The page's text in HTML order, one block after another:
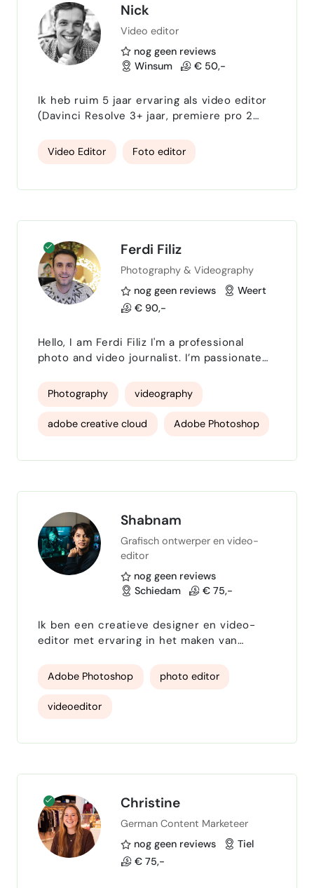
Nick
Video editor
nog geen reviews
Winsum
€ 50,-
Ik heb ruim 5 jaar ervaring als video editor
(Davinci Resolve 3+ jaar, premiere pro 2
op storytelling en ritme. Mijn passie ligt bij
ontwikkeld in het editen van uiteenlopende
video’s voor social media als met langere
formats. Zo heb ik…
Video Editor Foto editor
Ferdi Filiz
Photography & Videography
nog geen reviews
Weert
€ 90,-
Hello, I am Ferdi Filiz I'm a professional
photo and video journalist. I’m passionate
writing, traveling, sports, music, exploring
new cultures and lifestyles. My native
language is Turkish, and I speak fluent
Photography videography
adobe creative cloud Adobe Photoshop
photo editing product photography
Digital Photography drone video
videoclip content video
Shabnam
Grafisch ontwerper en video-
editor
nog geen reviews
Schiedam
€ 75,-
Ik ben een creatieve designer en video-
editor met ervaring in het maken van
gespecialiseerd met Adobe Premiere, After
Effects, Photoshop en Lightroom, en ik zorg
altijd voor een nauwkeurige, professionele
Adobe Photoshop photo editor
videoeditor
Christine
German Content Marketeer
nog geen reviews
Tiel
€ 75,-